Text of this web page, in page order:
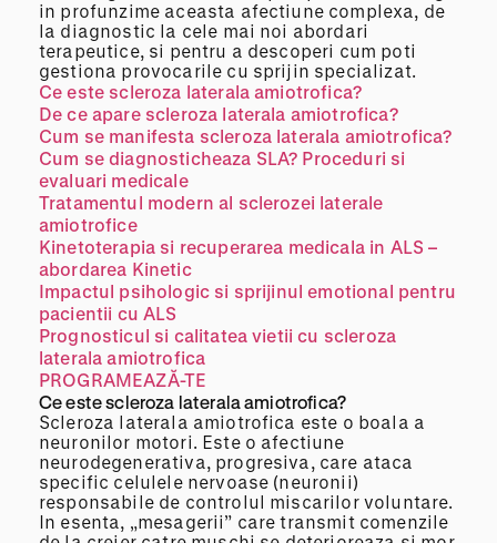
in profunzime aceasta afectiune complexa, de
la diagnostic la cele mai noi abordari
terapeutice, si pentru a descoperi cum poti
gestiona provocarile cu sprijin specializat.
Ce este scleroza laterala amiotrofica?
De ce apare scleroza laterala amiotrofica?
Cum se manifesta scleroza laterala amiotrofica?
Cum se diagnosticheaza SLA? Proceduri si
evaluari medicale
Tratamentul modern al sclerozei laterale
amiotrofice
Kinetoterapia si recuperarea medicala in ALS –
abordarea Kinetic
Impactul psihologic si sprijinul emotional pentru
pacientii cu ALS
Prognosticul si calitatea vietii cu scleroza
laterala amiotrofica
PROGRAMEAZĂ-TE
Ce este scleroza laterala amiotrofica?
Scleroza laterala amiotrofica este o boala a
neuronilor motori. Este o afectiune
neurodegenerativa, progresiva, care ataca
specific celulele nervoase (neuronii)
responsabile de controlul miscarilor voluntare.
In esenta, „mesagerii” care transmit comenzile